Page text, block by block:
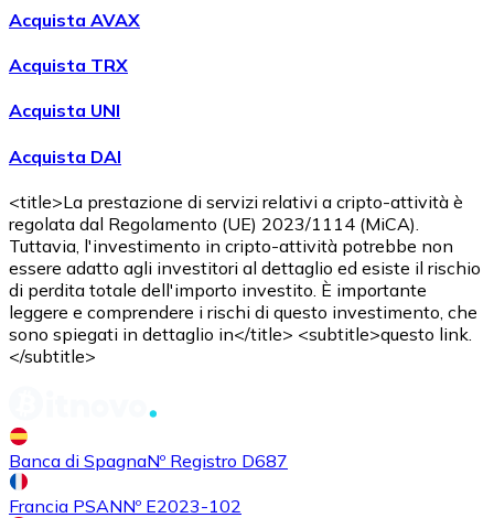
Acquista AVAX
Acquista TRX
Acquista UNI
Acquista DAI
<title>La prestazione di servizi relativi a cripto-attività è
regolata dal Regolamento (UE) 2023/1114 (MiCA).
Tuttavia, l'investimento in cripto-attività potrebbe non
essere adatto agli investitori al dettaglio ed esiste il rischio
di perdita totale dell'importo investito. È importante
leggere e comprendere i rischi di questo investimento, che
sono spiegati in dettaglio in</title> <subtitle>questo link.
</subtitle>
Banca di SpagnaNº Registro D687
Francia PSANNº E2023-102